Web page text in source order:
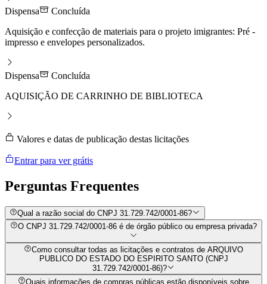
Dispensa
Concluída
Aquisição e confecção de materiais para o projeto imigrantes: Pré -
impresso e envelopes personalizados.
Dispensa
Concluída
AQUISIÇÃO DE CARRINHO DE BIBLIOTECA
Valores e datas de publicação destas licitações
Entrar para ver grátis
Perguntas Frequentes
Qual a razão social do CNPJ 31.729.742/0001-86?
O CNPJ 31.729.742/0001-86 é de órgão público ou empresa privada?
Como consultar todas as licitações e contratos de ARQUIVO
PUBLICO DO ESTADO DO ESPIRITO SANTO (CNPJ
31.729.742/0001-86)?
Quais informações de compras públicas estão disponíveis sobre